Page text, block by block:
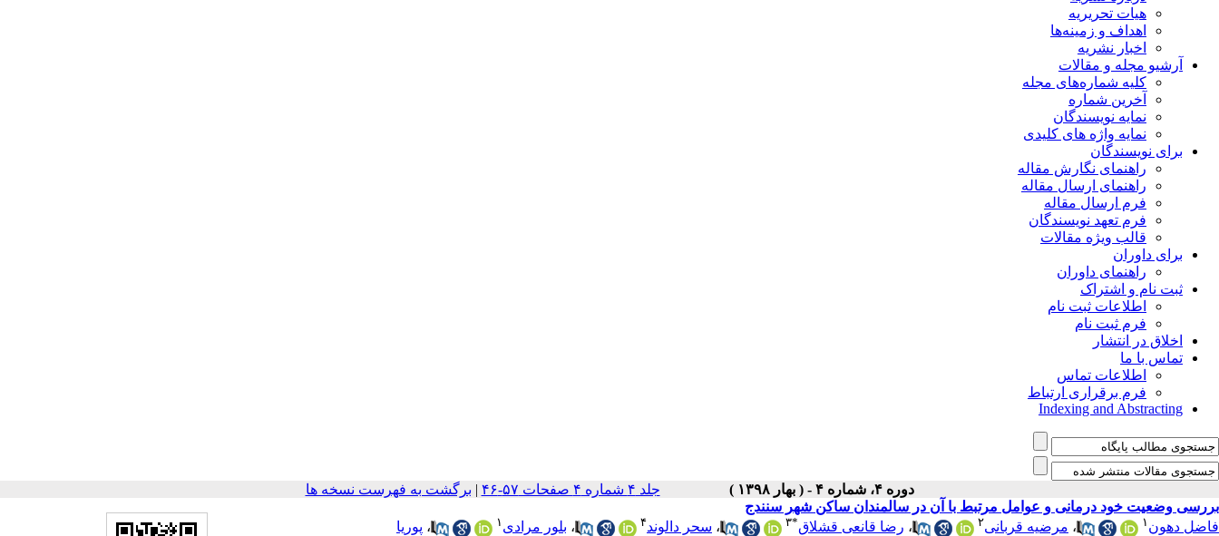
هیات تحریریه
اهداف و زمینه‌ها
اخبار نشریه
آرشیو مجله و مقالات
کلیه شماره‌های مجله
آخرین شماره
نمایه نویسندگان
نمایه واژه های کلیدی
برای نویسندگان
راهنمای نگارش مقاله
راهنمای ارسال مقاله
فرم ارسال مقاله
فرم تعهد نویسندگان
قالب ویژه مقالات
برای داوران
راهنمای داوران
ثبت نام و اشتراک
اطلاعات ثبت نام
فرم ثبت نام
اخلاق در انتشار
تماس با ما
اطلاعات تماس
فرم برقراری ارتباط
Indexing and Abstracting
دوره ۴، شماره ۴ - ( بهار ۱۳۹۸ ) جلد ۴ شماره ۴ صفحات ۵۷-۴۶ | برگشت به فهرست نسخه ها
بررسی وضعیت خود درمانی و عوامل مرتبط با آن در سالمندان ساکن شهر سنندج
فاضل دهون ۱ ، مرضیه قربانی۲ ، رضا قانعی قشلاق*۳ ، سحر دالوند۴ ، بلور مرادی ۱ ، پوریا